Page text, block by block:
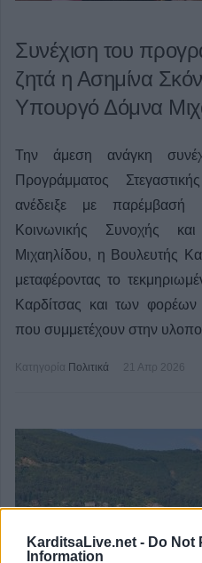
KarditsaLive.net - Do Not
Information
Συνέχιση του
ζητά η Ασημίνα
Υπουργό Δόμνα
Την άμεση ανάγκη
Προγράμματος
ανέδειξε με
Κοινωνικής Συνοχής
Μιχαηλίδου, η Βουλευτής
μεταφέροντας το
Καρδίτσας και των φορέων
που συμμετέχουν στην
Κατηγορία Πολιτικά 21 Απρ 2026